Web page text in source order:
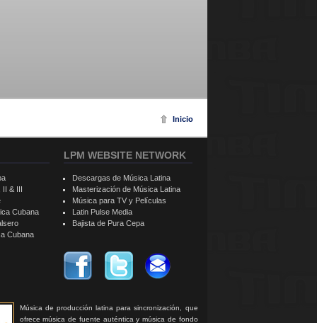
Inicio
Música de producción latina para sincronización, que
ofrece música de fuente auténtica y música de fondo
II & III
Cubana
Cubana
LPM WEBSITE NETWORK
Descargas de Música Latina
Masterización de Música Latina
Música para TV y Películas
Latin Pulse Media
Bajista de Pura Cepa